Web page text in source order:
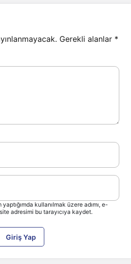
Gerekli alanlar *
kullanılmak üzere adımı, e-
adresimi bu tarayıcıya kaydet.
Giriş Yap